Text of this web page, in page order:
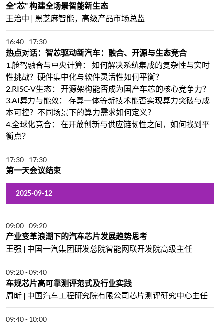
全“芯” 构建全场景智能新生态
王治中 | 黑芝麻智能，高级产品市场总监
16:40- 17:30
热点对话：智芯驱动新汽车：融合、开源与生态竞合
1.舱驾融合与中央计算： 如何解决系统集成的复杂性与实时
性挑战？硬件集中化与软件灵活性如何平衡？
2.RISC-V生态： 开源架构能否成为国产车芯的核心竞争力？
3.AI算力与能效： 存算一体等新技术能否实现算力突破与成
本可控？不同场景下的算力需求如何定义？
4.全球化竞合： 在开放创新与供应链韧性之间，如何找到平
衡点？
17:30- 17:30
第一天会议结束
2025-09-12
09:00-09:20
产业变革浪潮下的汽车芯片发展趋势思考
王强 | 中国一汽集团研发总院智能网联开发院高级主任
09:20-09:40
车规芯片高可靠测评范式及行业实践
周昕 | 中国汽车工程研究院有限公司芯片测评研究中心主任
09:40- 10:00